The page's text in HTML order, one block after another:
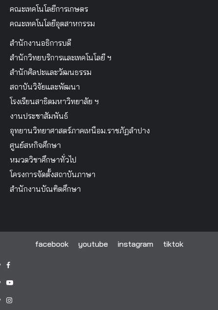
คณะเทคโนโลยีการเกษตร
คณะเทคโนโลยีอุตสาหกรรม
สำนักงานอธิการบดี
สำนักวิทยบริการและเทคโนโลยี ฯ
สำนักศิลปะและวัฒนธรรม
สถาบันวิจัยและพัฒนา
โรงเรียนสาธิตมหาวิทยาลัย ฯ
งานประชาสัมพันธ์
อุทยานวิทยาศาสตร์ภาคเหนือม.ราชภัฏลำปาง
ศูนย์สหกิจศึกษา
หมวดวิชาศึกษาทั่วไป
โครงการจัดตั้งสถาบันภาษา
สำนักงานบัณฑิตศึกษา
facebook youtube instagram tiktok
facebook
youtube
instagram